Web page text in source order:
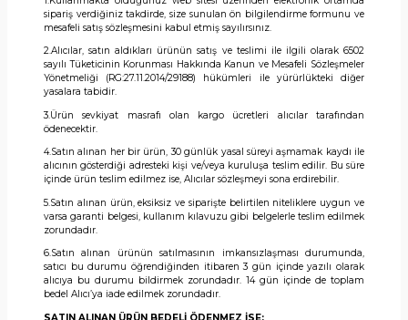
sipariş verdiğiniz takdirde, size sunulan ön bilgilendirme formunu ve
mesafeli satış sözleşmesini kabul etmiş sayılırsınız.
2.Alıcılar, satın aldıkları ürünün satış ve teslimi ile ilgili olarak 6502
sayılı Tüketicinin Korunması Hakkında Kanun ve Mesafeli Sözleşmeler
Yönetmeliği (RG:27.11.2014/29188) hükümleri ile yürürlükteki diğer
yasalara tabidir.
3.Ürün sevkiyat masrafı olan kargo ücretleri alıcılar tarafından
ödenecektir.
4.Satın alınan her bir ürün, 30 günlük yasal süreyi aşmamak kaydı ile
alıcının gösterdiği adresteki kişi ve/veya kuruluşa teslim edilir. Bu süre
içinde ürün teslim edilmez ise, Alıcılar sözleşmeyi sona erdirebilir.
5.Satın alınan ürün, eksiksiz ve siparişte belirtilen niteliklere uygun ve
varsa garanti belgesi, kullanım kılavuzu gibi belgelerle teslim edilmek
zorundadır.
6.Satın alınan ürünün satılmasının imkansızlaşması durumunda,
satıcı bu durumu öğrendiğinden itibaren 3 gün içinde yazılı olarak
alıcıya bu durumu bildirmek zorundadır. 14 gün içinde de toplam
bedel Alıcı’ya iade edilmek zorundadır.
SATIN ALINAN ÜRÜN BEDELİ ÖDENMEZ İSE: